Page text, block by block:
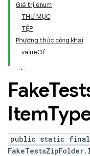
Giá trị enum
THƯ MỤC
TỆP
Phương thức công khai
valueOf
Fake
Item
public static final